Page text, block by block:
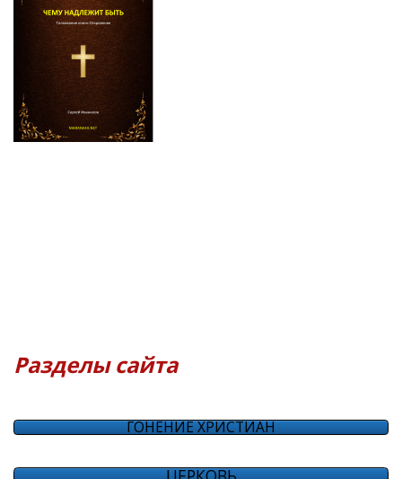
Разделы сайта
ГОНЕНИЕ ХРИСТИАН